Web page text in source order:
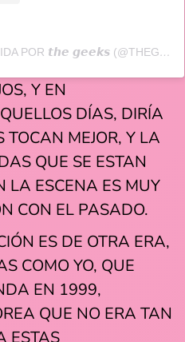
UNA PUBLICACIÓN COMPARTIDA POR 𝙩𝙝𝙚 𝙜𝙚𝙚𝙠𝙨 (@THEGEEKSHC)
Y EN
DÍAS, DIRÍA
MEJOR, Y LA
QUE SE ESTAN
LA ESCENA ES MUY
CON EL PASADO.
ES DE OTRA ERA,
COMO YO, QUE
EN 1999,
QUE NO ERA TAN